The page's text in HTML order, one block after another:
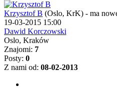
Krzysztof B (Oslo, KrK) - ma
19-03-2015 15:00
Dawid Korczowski
Oslo, Kraków
Znajomi: 7
Posty: 0
Z nami od: 08-02-2013